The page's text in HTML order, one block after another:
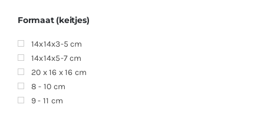
Formaat (keitjes)
14x14x3-5 cm
14x14x5-7 cm
20 x 16 x 16 cm
8 - 10 cm
9 - 11 cm